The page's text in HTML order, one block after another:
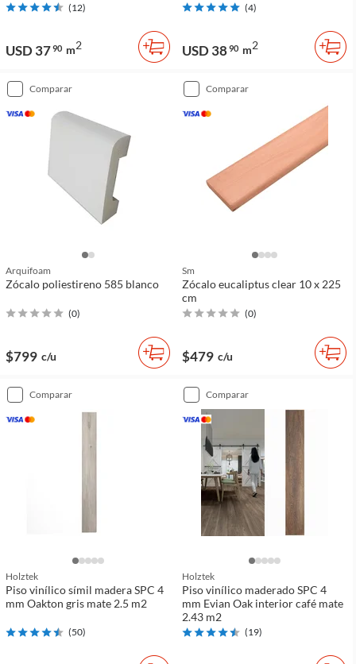
(12)
USD 3790 m2
(4)
USD 3890 m2
comparar
Arquifoam
Zócalo poliestireno 585 blanco
(0)
$799 c/u
comparar
Sm
Zócalo eucaliptus clear 10 x 225
cm
(0)
$479 c/u
comparar
Holztek
Piso vinílico símil madera SPC 4
mm Oakton gris mate 2.5 m2
(50)
comparar
Holztek
Piso vinílico maderado SPC 4
mm Evian Oak interior café mate
2.43 m2
(19)